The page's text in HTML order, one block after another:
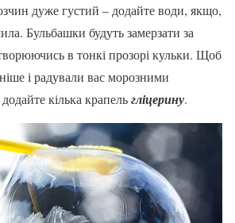
дуже густий – додайте води, якщо,
Бульбашки будуть замерзати за
в тонкі прозорі кульки. Щоб
і радували вас морозними
кілька крапельгліцерину.